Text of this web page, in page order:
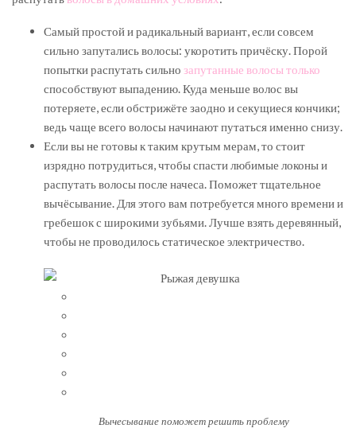
Самый простой и радикальный вариант, если совсем
сильно запутались волосы: укоротить причёску. Порой
попытки распутать сильно запутанные волосы только
способствуют выпадению. Куда меньше волос вы
потеряете, если обстрижёте заодно и секущиеся кончики;
ведь чаще всего волосы начинают путаться именно снизу.
Если вы не готовы к таким крутым мерам, то стоит
изрядно потрудиться, чтобы спасти любимые локоны и
распутать волосы после начеса. Поможет тщательное
вычёсывание. Для этого вам потребуется много времени и
гребешок с широкими зубьями. Лучше взять деревянный,
чтобы не проводилось статическое электричество.
Вычесывание поможет решить проблему